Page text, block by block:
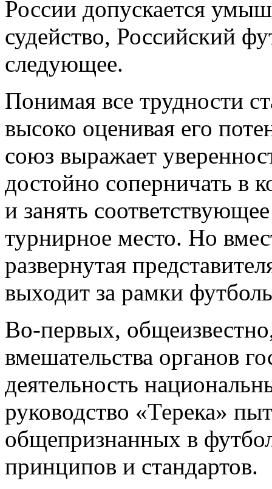
России допускается
судейство, Российский
следующее.
Понимая все трудности
высоко оценивая его
союз выражает
достойно соперничать в
и занять
турнирное место. Но
развернутая
выходит за рамки
Во-первых,
вмешательства органов
деятельность
руководство «Терека»
общепризнанных в
принципов и стандартов.